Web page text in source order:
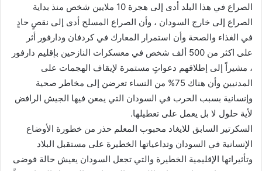
الصراع في هذا البلد أدى إلى هجرة 10 ملايين شخص منذ بداية
الصراع إلى خارج السودان ، وأن الصراع المسلح أدى إلى نقصٍ حادٍ
في الغذاء والصحة وأن استمرار المعارك في كردفان ودارفور أثر
على اكثر من 500 ألف شخص في معسكرات النازحين بإقليم دارفور
، مشيراً إلى إطلاقهم دعواتٍ مستمرة لإيقاف الهجمات على
المدنيين وأن هناك 75% من النساء تعرضن إلى مخاطر صحية
وإنسانية بسبب الحرب في السودان التي يمعن فيها الجيش الرافض
لأية حلول لا بل يعمل على تعطيلها.
السكرتير السابق للايغاد محبوب المعلم حذر من خطورة الأوضاع
الإنسانية في السودان وتداعياتها الخطيرة على مستقبل البلاد
وتأثيراتها الإقليمية الخطيرة والتي تجعل السودان يعيش حالة فوضى